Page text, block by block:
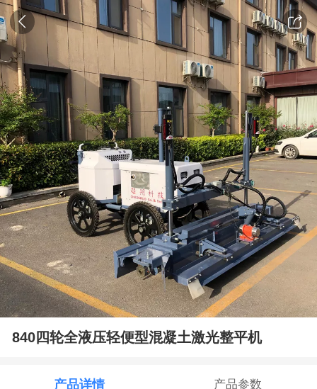
840四轮全液压轻便型混凝土激光整平机
产品详情 产品参数